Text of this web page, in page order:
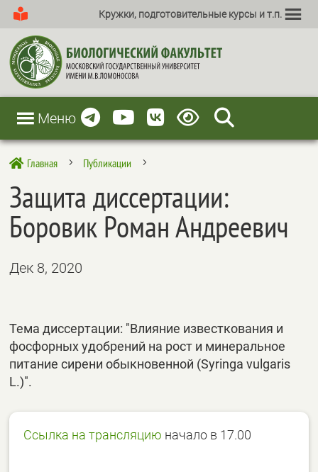
Кружки, подготовительные курсы и т.п.
Меню
 Главная 5 Публикации 5
Защита диссертации:
Боровик Роман Андреевич
Дек 8, 2020
Тема диссертации: "Влияние известкования и
фосфорных удобрений на рост и минеральное
питание сирени обыкновенной (Syringa vulgaris
L.)".
Ссылка на трансляцию начало в 17.00